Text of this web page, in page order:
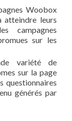
Woobox
atteindre leurs
campagnes
sur les
variété de
sur la page
questionnaires
générés par